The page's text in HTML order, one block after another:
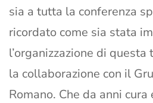
sia a tutta la conferenza
ricordato come sia stata
l’organizzazione di
la collaborazione con il
Romano. Che da anni